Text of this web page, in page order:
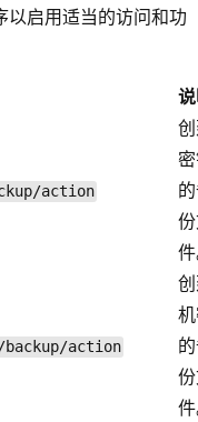
启用适当的访问和功
action
action